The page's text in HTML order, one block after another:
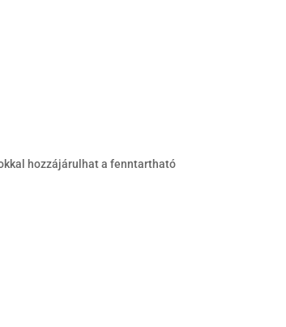
hozzájárulhat a fenntartható